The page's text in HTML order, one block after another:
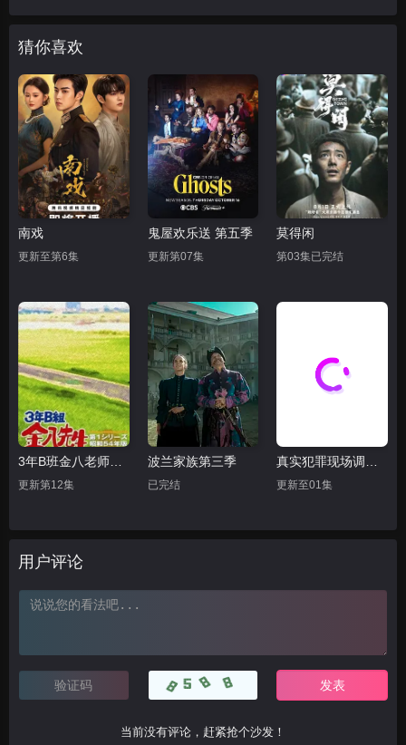
猜你喜欢
南戏
更新至第6集
鬼屋欢乐送 第五季
更新第07集
莫得闲
第03集已完结
更新第12集
波兰家族第三季
已完结 更新至01集
用户评论
当前没有评论，赶紧抢个沙发！